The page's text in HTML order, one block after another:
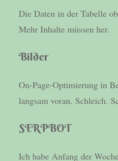
Die Daten in der Tabelle
Mehr Inhalte müssen her.
Bilder
On-Page-Optimierung in
langsam voran. Schleich.
SERPBOT
Ich habe Anfang der